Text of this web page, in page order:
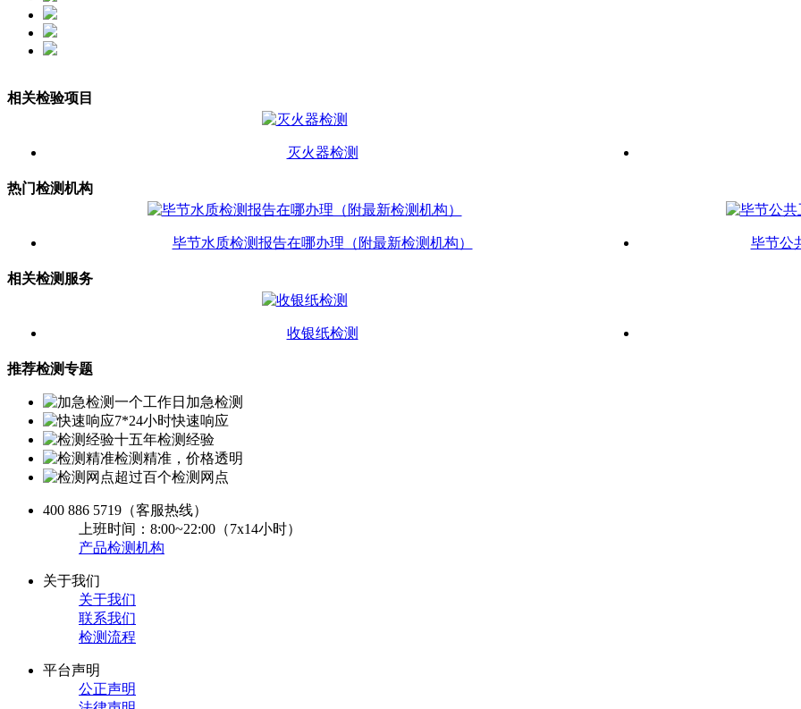
相关检验项目
灭火器检测
热门检测机构
毕节水质检测报告在哪办理（附最新检测机构） 毕节公
相关检测服务
收银纸检测
推荐检测专题
一个工作日加急检测
7*24小时快速响应
十五年检测经验
检测精准，价格透明
超过百个检测网点
400 886 5719 （客服热线）
上班时间：8:00~22:00（7x14小时）
产品检测机构
关于我们
关于我们
联系我们
检测流程
平台声明
公正声明